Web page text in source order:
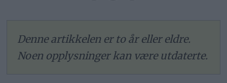
Denne artikkelen er to år eller eldre.
Noen opplysninger kan være utdaterte.